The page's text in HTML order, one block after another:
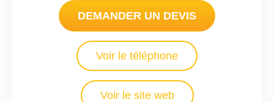
DEMANDER UN DEVIS
Voir le téléphone
Voir le site web